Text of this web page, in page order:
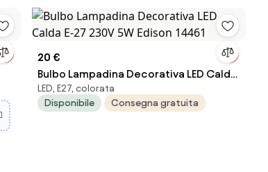
20 €
Bulbo Lampadina Decorativa LED Calda
E-27 230V 5W Edison 14461
LED, E27, colorata
Disponibile
Consegna gratuita